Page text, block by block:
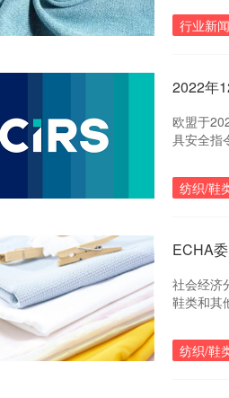
行业新闻
2022年
欧盟于
具安全指
mg/kg 经
的限值
纺织/鞋
ECHA
社会经济
鞋类和其
收益。
纺织/鞋